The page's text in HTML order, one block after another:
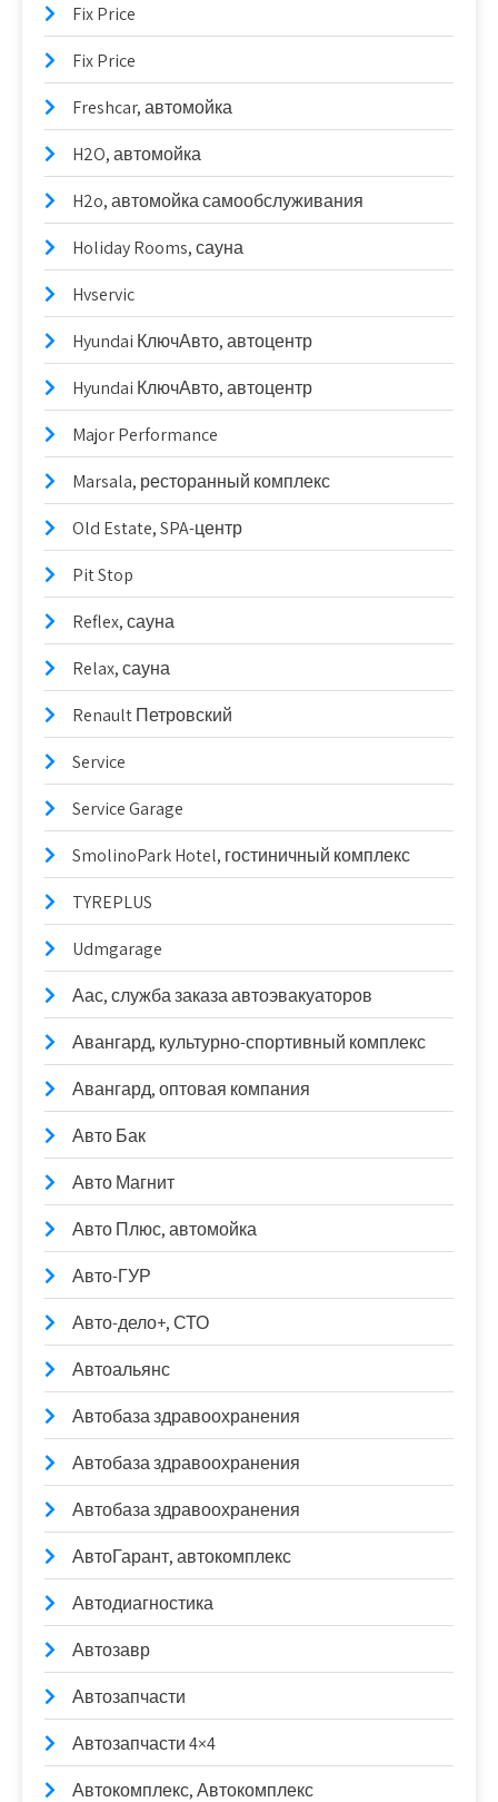
Fix Price
Fix Price
Freshcar, автомойка
H2O, автомойка
H2o, автомойка самообслуживания
Holiday Rooms, сауна
Hvservic
Hyundai КлючАвто, автоцентр
Hyundai КлючАвто, автоцентр
Major Performance
Marsala, ресторанный комплекс
Old Estate, SPA-центр
Pit Stop
Reflex, сауна
Relax, сауна
Renault Петровский
Service
Service Garage
SmolinoPark Hotel, гостиничный комплекс
TYREPLUS
Udmgarage
Аас, служба заказа автоэвакуаторов
Авангард, культурно-спортивный комплекс
Авангард, оптовая компания
Авто Бак
Авто Магнит
Авто Плюс, автомойка
Авто-ГУР
Авто-дело+, СТО
Автоальянс
Автобаза здравоохранения
Автобаза здравоохранения
Автобаза здравоохранения
АвтоГарант, автокомплекс
Автодиагностика
Автозавр
Автозапчасти
Автозапчасти 4×4
Автокомплекс, Автокомплекс